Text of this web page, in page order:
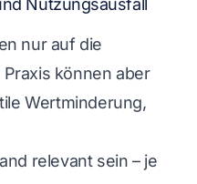
Nutzungsausfall
nur auf die
können aber
Wertminderung,
relevant sein – je